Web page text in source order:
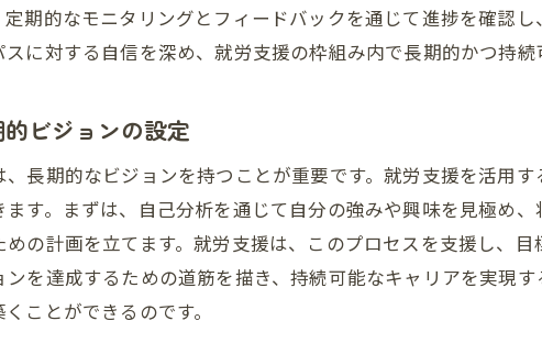
フレキシブルなキャリア設計を可能にする支援
就労支援を活用したワークライフバランスの実現
就労支援を通じた自己成長とキャリア形成
成長を促すフィードバックサイクルの構築
就労支援が提供する成長機会の活用法
キャリア形成における自己反省の役割
期的なモニタリングとフィードバックを通じて進捗を確認
に対する自信を深め、就労支援の枠組み内で長期的かつ持続
ビジョンの設定
長期的なビジョンを持つことが重要です。就労支援を活用
す。まずは、自己分析を通じて自分の強みや興味を見極め
の計画を立てます。就労支援は、このプロセスを支援し、目
を達成するための道筋を描き、持続可能なキャリアを実現
ことができるのです。